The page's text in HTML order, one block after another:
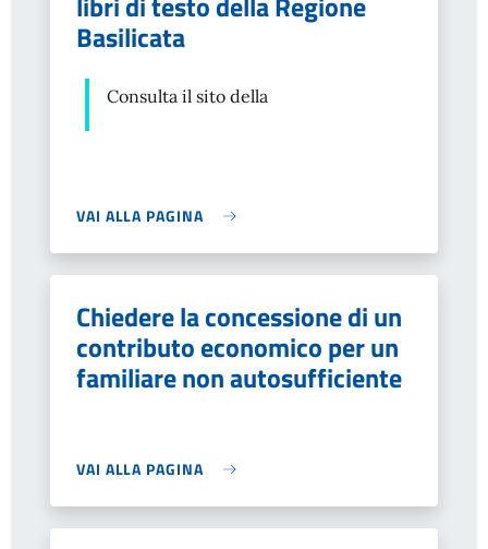
Basilicata
Consulta il sito della
VAI ALLA PAGINA
Chiedere la concessione di un
contributo economico per un
familiare non autosufficiente
VAI ALLA PAGINA